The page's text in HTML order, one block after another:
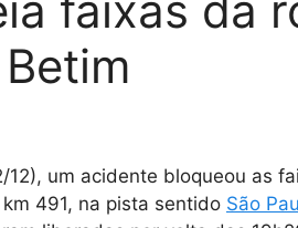
um acidente bloqueou as
491, na pista sentido São